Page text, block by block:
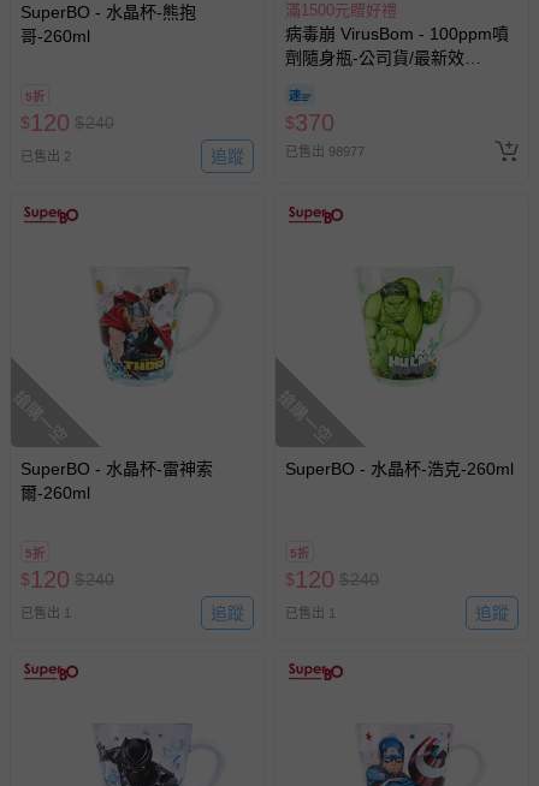
SuperBO - 水晶杯-熊抱
哥-260ml
5折
$120 $240
已售出 2 追蹤
滿1500元贈好禮
病毒崩 VirusBom - 100ppm噴
劑隨身瓶-公司貨/最新效
$370
已售出 98977
搶購一空
SuperBO - 水晶杯-雷神索
爾-260ml
5折
$120 $240
已售出 1 追蹤
搶購一空
SuperBO - 水晶杯-浩克-260ml
5折
$120 $240
已售出 1 追蹤